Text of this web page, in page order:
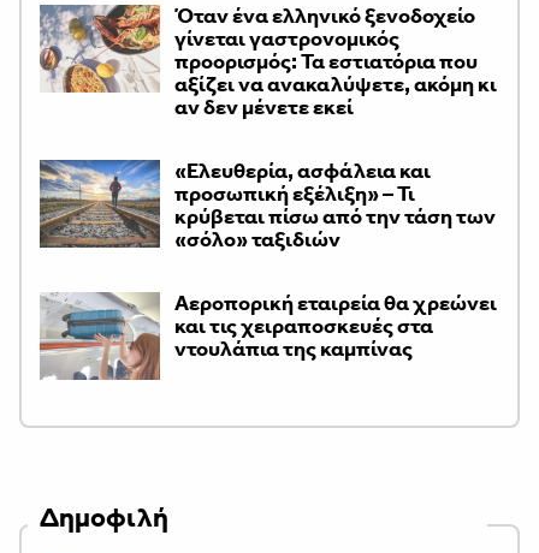
Όταν ένα ελληνικό ξενοδοχείο
γίνεται γαστρονομικός
προορισμός: Τα εστιατόρια που
αξίζει να ανακαλύψετε, ακόμη κι
αν δεν μένετε εκεί
«Ελευθερία, ασφάλεια και
προσωπική εξέλιξη» – Τι
κρύβεται πίσω από την τάση των
«σόλο» ταξιδιών
Αεροπορική εταιρεία θα χρεώνει
και τις χειραποσκευές στα
ντουλάπια της καμπίνας
Δημοφιλή